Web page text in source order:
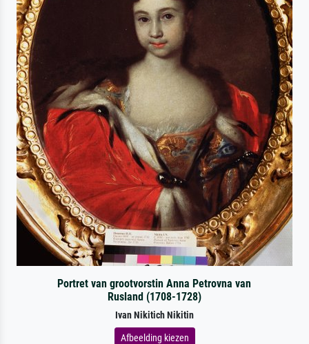
Portret van grootvorstin Anna Petrovna van
Rusland (1708-1728)
Ivan Nikitich Nikitin
Afbeelding kiezen